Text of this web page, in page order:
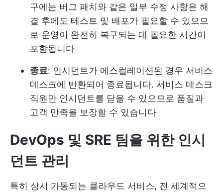
구에는 버그 패치와 같은 일부 수정 사항은 해
결 후에도 테스트 및 배포가 필요할 수 있으므
로 운영이 완전히 복구되는 데 필요한 시간이
포함됩니다
종료: 인시던트가 에스컬레이션된 경우 서비스
데스크에 반환되어 종료됩니다. 서비스 데스크
직원만 인시던트를 닫을 수 있으므로 품질과
고객 만족을 보장할 수 있습니다
DevOps 및 SRE 팀을 위한 인시
던트 관리
특히 상시 가동되는 클라우드 서비스, 전 세계적으